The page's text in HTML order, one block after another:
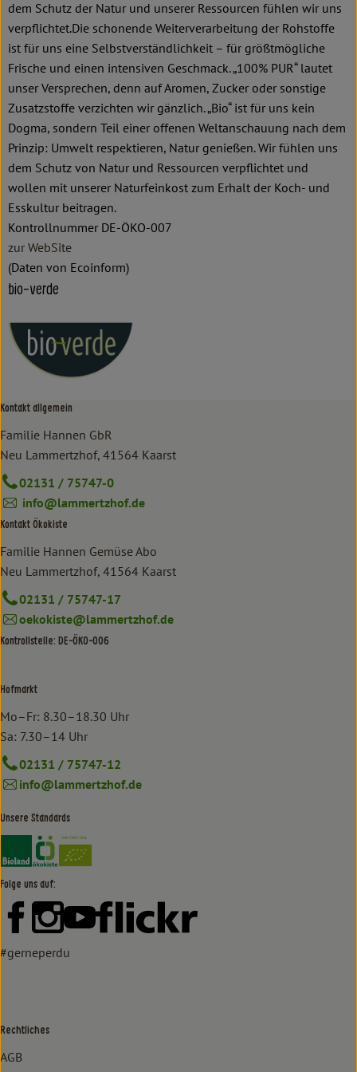
dem Schutz der Natur und unserer Ressourcen fühlen wir uns
verpflichtet.Die schonende Weiterverarbeitung der Rohstoffe
ist für uns eine Selbstverständlichkeit – für größtmögliche
Frische und einen intensiven Geschmack. „100% PUR“ lautet
unser Versprechen, denn auf Aromen, Zucker oder sonstige
Zusatzstoffe verzichten wir gänzlich. „Bio“ ist für uns kein
Dogma, sondern Teil einer offenen Weltanschauung nach dem
Prinzip: Umwelt respektieren, Natur genießen. Wir fühlen uns
dem Schutz von Natur und Ressourcen verpflichtet und
wollen mit unserer Naturfeinkost zum Erhalt der Koch- und
Esskultur beitragen.
Kontrollnummer DE-ÖKO-007
zur WebSite
(Daten von Ecoinform)
bio-verde
Kontakt allgemein
Familie Hannen GbR
Neu Lammertzhof, 41564 Kaarst
02131 / 75747-0
info@lammertzhof.de
Kontakt Ökokiste
Familie Hannen Gemüse Abo
Neu Lammertzhof, 41564 Kaarst
02131 / 75747-17
oekokiste@lammertzhof.de
Kontrollstelle: DE-ÖKO-006
Hofmarkt
Mo–Fr: 8.30–18.30 Uhr
Sa: 7.30–14 Uhr
02131 / 75747-12
info@lammertzhof.de
Unsere Standards
Externer Link zu https://www.bioland.de/verbraucher
Externer Link zu https://www.oekokiste.de/
Folge uns auf:
Externer Link zu https://www.facebook.com/lammertzhof/
Externer Link zu https://www.instagram.com/
Externer Link zu https://www.youtube.com/
Externer Link zu https://
#gerneperdu
Rechtliches
AGB